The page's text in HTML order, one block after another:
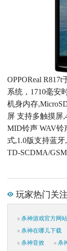
OPPOReal
系统，1710毫安
机身内存
屏 支持多触摸屏
MID铃声 WAV铃
式,1.0版支持蓝
TD-SCDMA/
玩家热门关注
杀神游戏官方网站
杀神在哪儿下载
杀神音效
杀